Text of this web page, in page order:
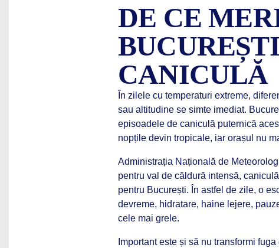
DE CE
CANICULĂ
În zilele cu temperaturi extreme,
sau altitudine se simte imediat.
episoadele de caniculă puternică
nopțile devin tropicale, iar orașul nu
Administrația Națională de
pentru val de căldură intensă,
pentru București. În astfel de zile, o
devreme, hidratare, haine lejere,
cele mai grele.
Important este și să nu transformi